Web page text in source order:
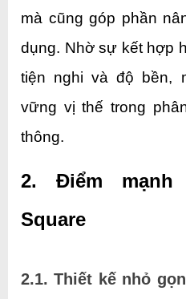
mà cũng góp phần
dụng. Nhờ sự kết hợp
tiện nghi và độ bền,
vững vị thế trong
thông.
2. Điểm mạnh
Square
2.1. Thiết kế nhỏ